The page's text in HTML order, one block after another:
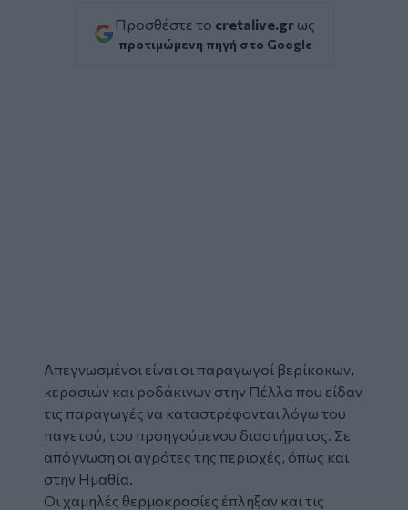
Προσθέστε το cretalive.gr ως
προτιμώμενη πηγή στο Google
Απεγνωσμένοι είναι οι παραγωγοί βερίκοκων,
κερασιών και ροδάκινων στην Πέλλα που είδαν
τις παραγωγές να καταστρέφονται λόγω του
παγετού, του προηγούμενου διαστήματος. Σε
απόγνωση οι αγρότες της περιοχές, όπως και
στην Ημαθία.
Οι χαμηλές θερμοκρασίες έπληξαν και τις